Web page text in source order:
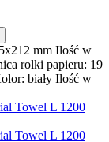
mm Ilość w
rolki papieru: 19
biały Ilość w